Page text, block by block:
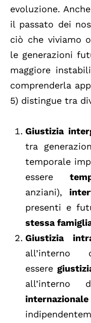
evoluzione.
il passato dei
ciò che viviamo
le generazioni
maggiore
comprenderla
5) distingue tra
Giustizia
tra
temporale
essere
anziani),
presenti e
stessa
Giustizia
all’interno
essere
internazionale